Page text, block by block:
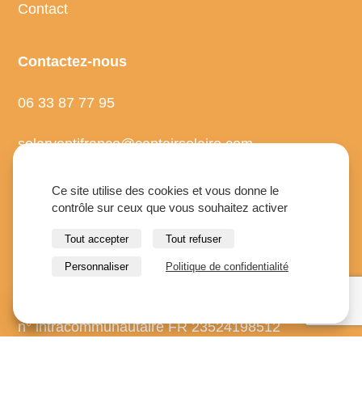
Contact
Contactez-nous
06 33 87 77 95
solarventifrance@captairsolaire.com
68 rue de Jouvence – 21000 Dijon
SAS RESO
68 rue de Jouvence 21000 Dijon
n° intracommunautaire FR 23524198512
Ce site utilise des cookies et vous donne le
contrôle sur ceux que vous souhaitez activer
Tout accepter Tout refuser
Personnaliser Politique de confidentialité